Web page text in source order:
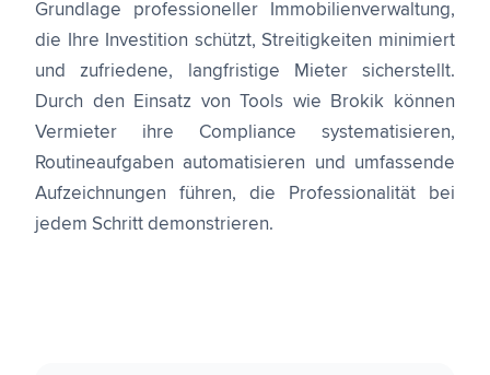
Grundlage professioneller Immobilienverwaltung,
die Ihre Investition schützt, Streitigkeiten minimiert
und zufriedene, langfristige Mieter sicherstellt.
Durch den Einsatz von Tools wie Brokik können
Vermieter ihre Compliance systematisieren,
Routineaufgaben automatisieren und umfassende
Aufzeichnungen führen, die Professionalität bei
jedem Schritt demonstrieren.